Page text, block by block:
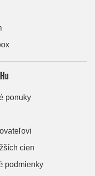
ponuky
cien
podmienky